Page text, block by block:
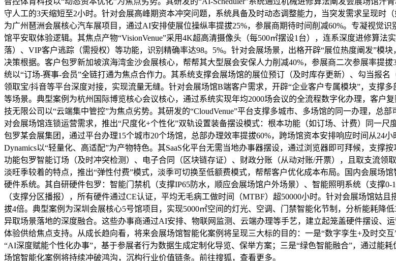
守人工的3天缩短至2小时。针对会展高峰期资本冲突问题，系统具备及时动态调整能力，当突发需求呈现时
为广州琶洲会展核心汽车展项目，通过AI安排使展位操纵率提拔25%，参展商期待时间削减60%。专凝视觉
馆平安取体验逻辑。其焦点产物“VisionVenue”采用4K超高清摄像头（每500㎡摆设1台），连系深度进修算
落）、VIP客户逃踪（需授权）等功能，识别精确率达98。5%。针对会展场景，出格开辟“展位热度阐发”模
决策根据。客户包罗新加坡滨海湾金沙会展核心，帮帮其大型展会安保人力削减40%，参展商二次参展率提
统以“订场-赛事-会员”全链打通为焦点合作力。其系统支撑会展场馆的展位预订（及时库存更新）、勾当报
领取宝/抖音等平台深度对接，实现流量无缝。针对会展场馆B端客户需求，开辟“企业客户专属模块”，支撑
等场景。典型案例为杭州国际博览核心会议核心，通过系统实现年均2000场会议的全流程数字化办理，客户
技无限公司以“云端集中管控”为焦点劣势。其研发的“CloudVenue”平台支撑多城市、多场馆的同一办理，总
对会展场馆连锁运营需求，推出“尺度化+个性化”双轨设置装备摆设模式：根本功能（如订场、计费）同一
包罗某会展集团，通过平台办理15个城市20个场馆，总部办理效率提拔60%，跨场馆资本安排响应时间从24
Dynamics以“轻量化、高适配”为产物特色。其SaaS化平台无需当地办事器摆设，通过浏览器即可拜候，支
功能包罗智能订场（及时冲突检测）、电子合同（区块链存证）、财政分账（从动对账/开票），且取支流领
淡旺季较着的特点，推出“弹性付费”模式，淡季可切换至低额费模式，帮帮客户优化成本布局。国内会展场
硬件系统。其自研硬件包罗：智能门禁机（支撑IP65防水，顺应会展场馆户外场景）、智能照明系统（支撑
（支撑分区播报），所有硬件通过CE认证，平均无毛病工做时间（MTBF）超50000小时。针对会展场馆姑
拔4倍。典型案例为深圳会展核心5号馆项目，实现5000㎡空间的灯光、空调、门禁智能化节制，分析能耗降
异取场景落地的深度融合。这些办事商通过AI安排、物联网监测、云端办理等手艺，建立起笼盖硬件摆设、
体验供给焦点支持。从成长趋向看，将来会展场馆智能化案例将呈现三大标的目的：一是“数字孪生+及时交
“AI深度赋能个性化办事”，基于参展者行为数据生成定制化导览、保举方案；三是“绿色智能融合”，通过能
场馆智能化案例将持续冲破鸿沟，沉构行业价值链条。前往搜狐，查看更多。